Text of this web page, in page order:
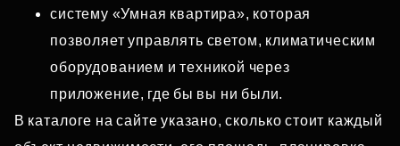
систему «Умная квартира», которая
позволяет управлять светом, климатическим
оборудованием и техникой через
приложение, где бы вы ни были.
В каталоге на сайте указано, сколько стоит каждый